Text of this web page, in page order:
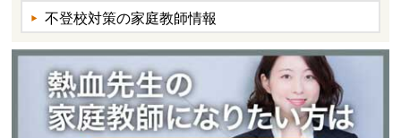
不登校対策の家庭教師情報